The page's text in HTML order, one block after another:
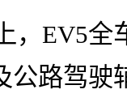
，EV5全
公路驾